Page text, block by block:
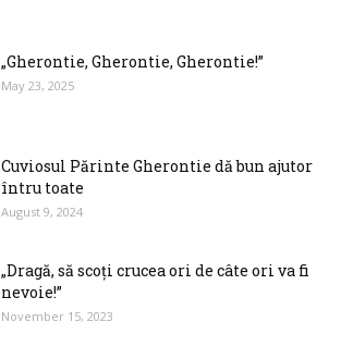
„Gherontie, Gherontie, Gherontie!”
May 23, 2025
Cuviosul Părinte Gherontie dă bun ajutor
întru toate
August 9, 2024
„Dragă, să scoți crucea ori de câte ori va fi
nevoie!”
November 15, 2023